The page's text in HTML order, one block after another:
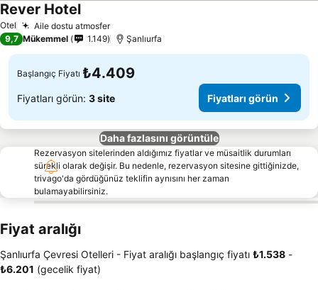
Otel Aile dostu atmosferFiyatları görün
Rever HotelFiyatları görün
9,7 Mükemmel 1.149 Şanlıurfa
Başlangıç Fiyatı ₺4.409
Fiyatları görün: 3 site Fiyatları görün
Daha fazlasını görüntüle
Rezervasyon sitelerinden aldığımız fiyatlar ve müsaitlik durumları
sürekli olarak değişir. Bu nedenle, rezervasyon sitesine gittiğinizde,
trivago'da gördüğünüz teklifin aynısını her zaman
bulamayabilirsiniz.
Fiyat aralığı
Şanlıurfa Çevresi Otelleri - Fiyat aralığı başlangıç fiyatı ‎₺1.538 -
‎₺6.201 (gecelik fiyat)